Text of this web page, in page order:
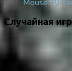
Mouse: P.I.
Случайная